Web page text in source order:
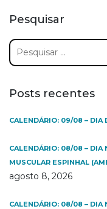
Pesquisar
Pesquisar
por:
Posts recentes
CALENDÁRIO: 09/08 – DIA
CALENDÁRIO: 08/08 – DIA
MUSCULAR ESPINHAL
agosto 8, 2026
CALENDÁRIO: 08/08 – DIA